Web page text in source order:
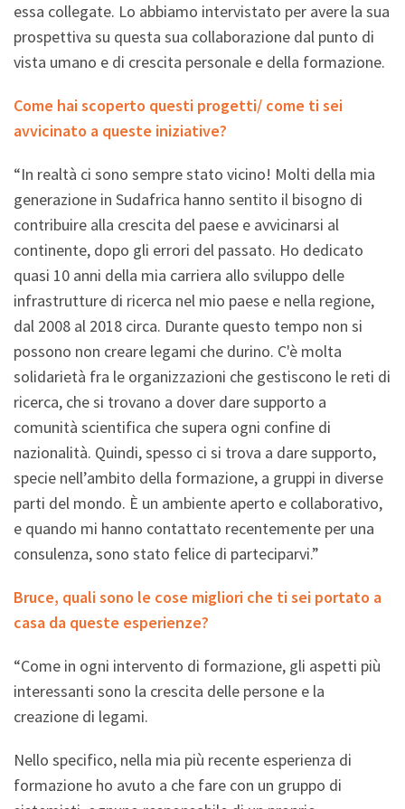
essa collegate. Lo abbiamo intervistato per avere la sua
prospettiva su questa sua collaborazione dal punto di
vista umano e di crescita personale e della formazione.
Come hai scoperto questi progetti/ come ti sei
avvicinato a queste iniziative?
“In realtà ci sono sempre stato vicino! Molti della mia
generazione in Sudafrica hanno sentito il bisogno di
contribuire alla crescita del paese e avvicinarsi al
continente, dopo gli errori del passato. Ho dedicato
quasi 10 anni della mia carriera allo sviluppo delle
infrastrutture di ricerca nel mio paese e nella regione,
dal 2008 al 2018 circa. Durante questo tempo non si
possono non creare legami che durino. C'è molta
solidarietà fra le organizzazioni che gestiscono le reti di
ricerca, che si trovano a dover dare supporto a
comunità scientifica che supera ogni confine di
nazionalità. Quindi, spesso ci si trova a dare supporto,
specie nell’ambito della formazione, a gruppi in diverse
parti del mondo. È un ambiente aperto e collaborativo,
e quando mi hanno contattato recentemente per una
consulenza, sono stato felice di parteciparvi.”
Bruce, quali sono le cose migliori che ti sei portato a
casa da queste esperienze?
“Come in ogni intervento di formazione, gli aspetti più
interessanti sono la crescita delle persone e la
creazione di legami.
Nello specifico, nella mia più recente esperienza di
formazione ho avuto a che fare con un gruppo di